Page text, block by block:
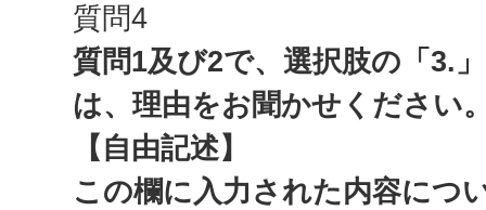
質問4
質問1及び2で、選択肢の「3.
は、理由をお聞かせください
【自由記述】
この欄に入力された内容につ